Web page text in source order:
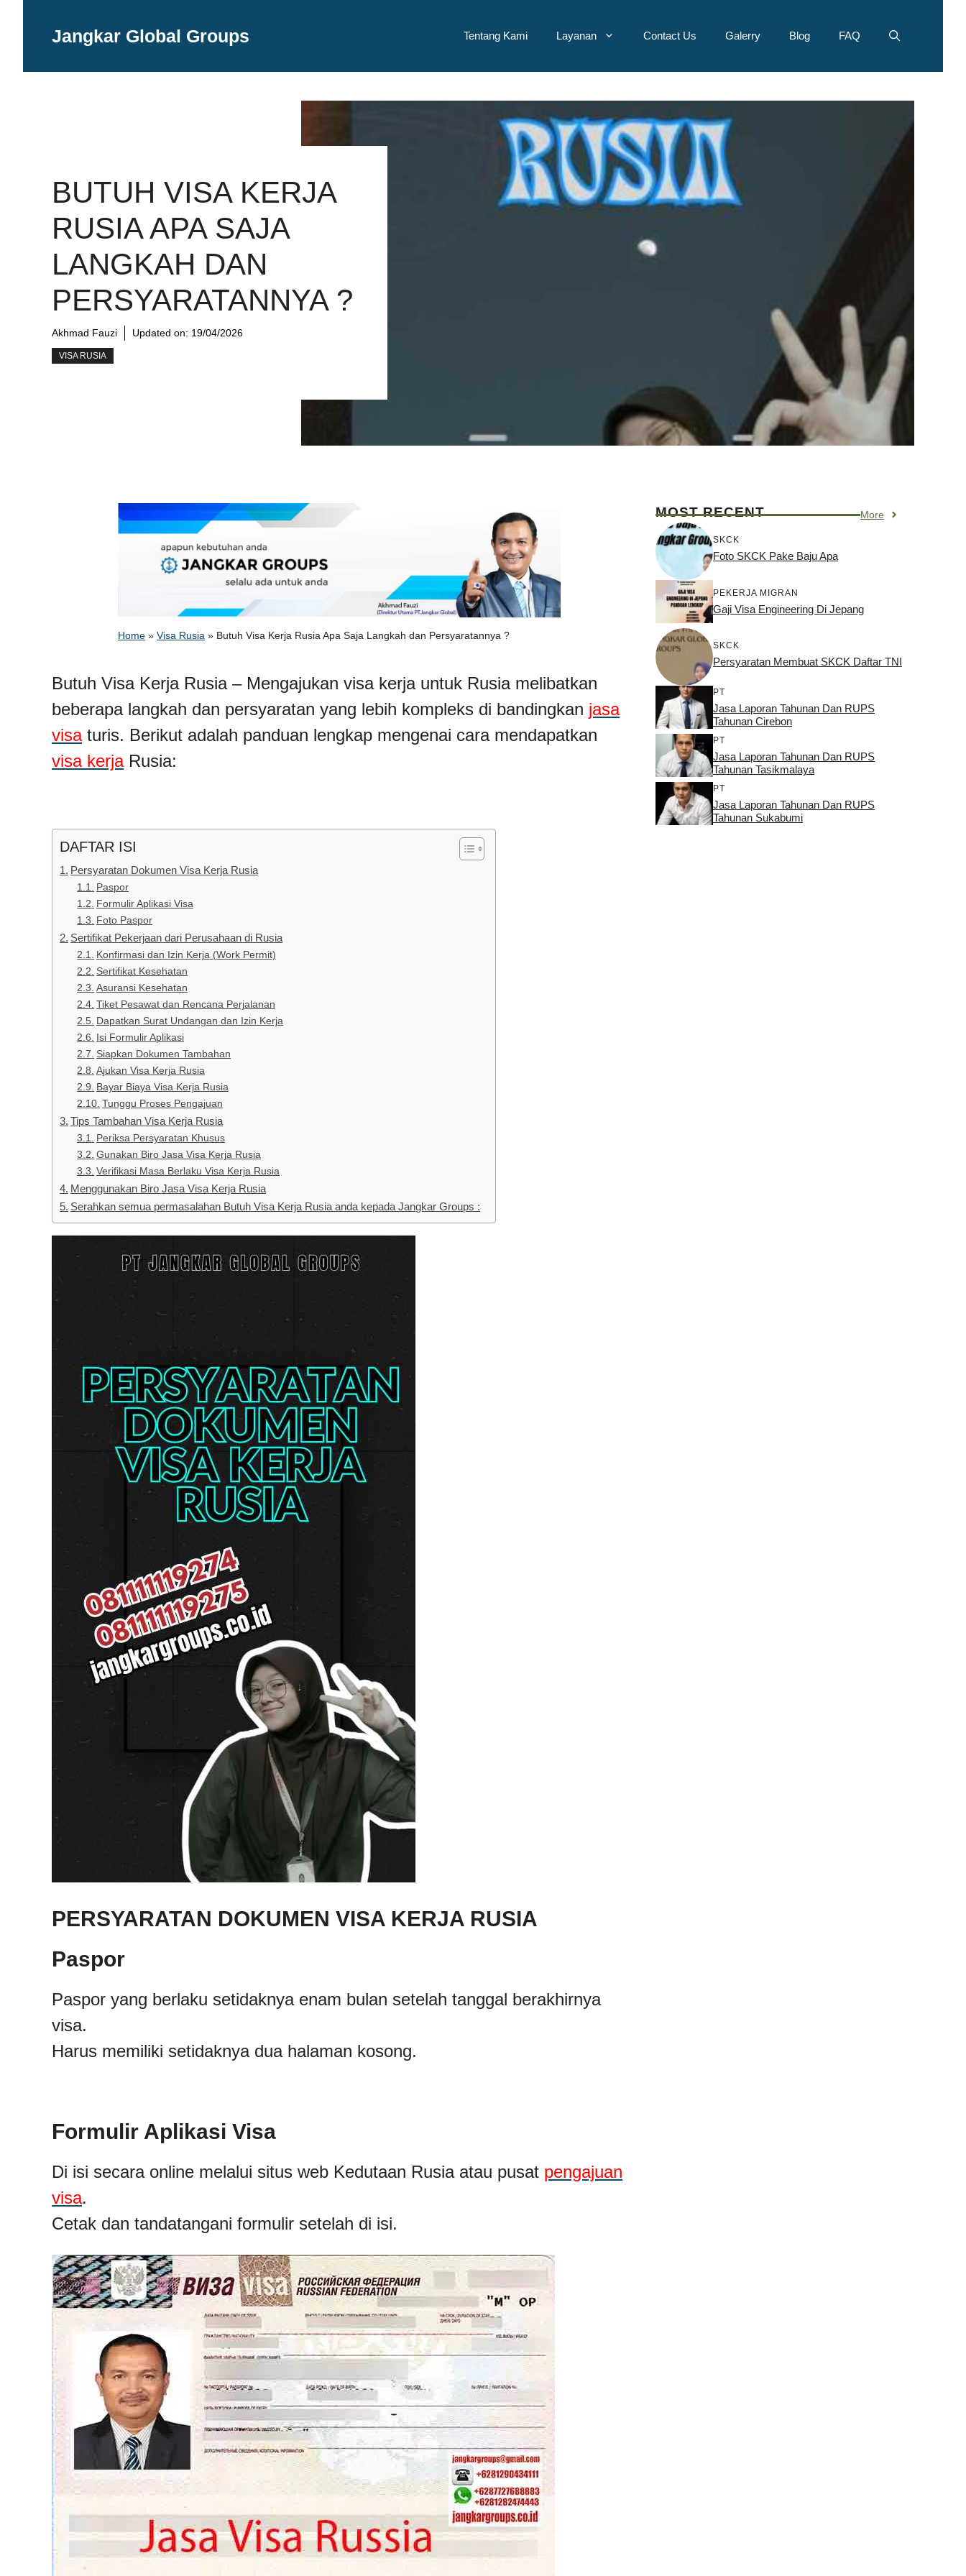
Jangkar Global Groups Tentang Kami Layanan Contact Us Galerry Blog FAQ
BUTUH VISA KERJA
RUSIA APA SAJA
LANGKAH DAN
PERSYARATANNYA ?
Akhmad Fauzi Updated on: 19/04/2026
VISA RUSIA
Home » Visa Rusia » Butuh Visa Kerja Rusia Apa Saja Langkah dan Persyaratannya ?
Butuh Visa Kerja Rusia – Mengajukan visa kerja untuk Rusia melibatkan
beberapa langkah dan persyaratan yang lebih kompleks di bandingkan jasa
visaturis. Berikut adalah panduan lengkap mengenai cara mendapatkan
visa kerjaRusia:
DAFTAR ISI
Persyaratan Dokumen Visa Kerja Rusia
Paspor
Formulir Aplikasi Visa
Foto Paspor
Sertifikat Pekerjaan dari Perusahaan di Rusia
Konfirmasi dan Izin Kerja (Work Permit)
Sertifikat Kesehatan
Asuransi Kesehatan
Tiket Pesawat dan Rencana Perjalanan
Dapatkan Surat Undangan dan Izin Kerja
Isi Formulir Aplikasi
Siapkan Dokumen Tambahan
Ajukan Visa Kerja Rusia
Bayar Biaya Visa Kerja Rusia
Tunggu Proses Pengajuan
Tips Tambahan Visa Kerja Rusia
Periksa Persyaratan Khusus
Gunakan Biro Jasa Visa Kerja Rusia
Verifikasi Masa Berlaku Visa Kerja Rusia
Menggunakan Biro Jasa Visa Kerja Rusia
Serahkan semua permasalahan Butuh Visa Kerja Rusia anda kepada Jangkar Groups :
PERSYARATAN DOKUMEN VISA KERJA RUSIA
Paspor
Paspor yang berlaku setidaknya enam bulan setelah tanggal berakhirnya
visa.
Harus memiliki setidaknya dua halaman kosong.
Formulir Aplikasi Visa
Di isi secara online melalui situs web Kedutaan Rusia atau pusat pengajuan
visa.
Cetak dan tandatangani formulir setelah di isi.
MOST RECENT More
SKCK
Foto SKCK Pake Baju Apa
PEKERJA MIGRAN
Gaji Visa Engineering Di Jepang
SKCK
Persyaratan Membuat SKCK Daftar TNI
PT
Jasa Laporan Tahunan Dan RUPS
Tahunan Cirebon
PT
Jasa Laporan Tahunan Dan RUPS
Tahunan Tasikmalaya
PT
Jasa Laporan Tahunan Dan RUPS
Tahunan Sukabumi